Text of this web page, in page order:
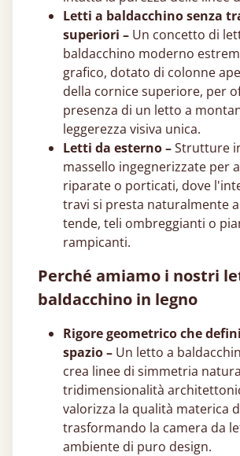
Letti a baldacchino senza
superiori – Un concetto di
baldacchino moderno
grafico, dotato di colonne
della cornice superiore, per
presenza di un letto a
leggerezza visiva unica.
Letti da esterno –Strutture
massello ingegnerizzate per
riparate o porticati, dove
travi si presta naturalmente
tende, teli ombreggianti o
rampicanti.
Perché amiamo i nostri
baldacchino in legno
Rigore geometrico che
spazio – Un letto a
crea linee di simmetria
tridimensionalità
valorizza la qualità materica
trasformando la camera da
ambiente di puro design.